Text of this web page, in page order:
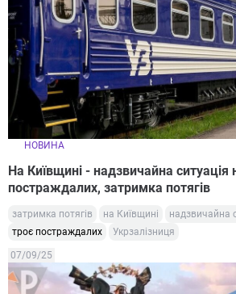
НОВИНА
На Київщині - надзвичайна ситуація
постраждалих, затримка потягів
затримка потягів на Київщині
надзвичайна
троє постраждалих
Укрзалізниця
07/09/25